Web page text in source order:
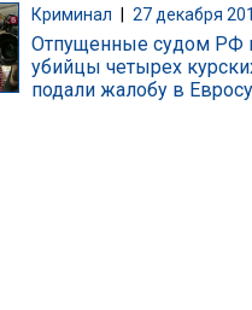
Криминал | 27 декабря
Отпущенные судом РФ
убийцы четырех
подали жалобу в